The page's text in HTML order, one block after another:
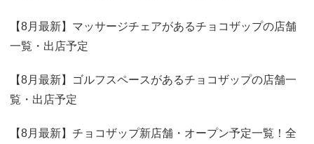
【8月最新】マッサージチェアがあるチョコザップの店舗
一覧・出店予定
【8月最新】ゴルフスペースがあるチョコザップの店舗一
覧・出店予定
【8月最新】チョコザップ新店舗・オープン予定一覧！全